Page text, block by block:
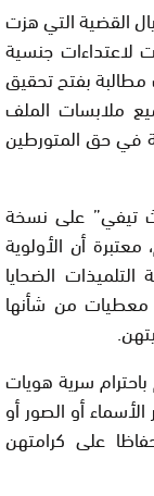
القضية التي هزت
لاعتداءات جنسية
مطالبة بفتح تحقيق
ملابسات الملف
في حق المتورطين
تيفي” على نسخة
معتبرة أن الأولوية
الضحايا
من شأنها
سرية هويات
أو الصور أو
على كرامتهن